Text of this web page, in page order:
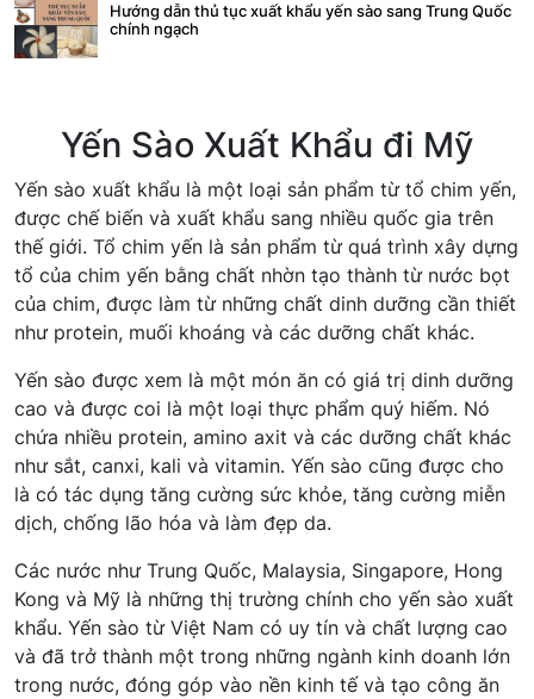
Hướng dẫn thủ tục xuất khẩu yến sào sang Trung Quốc
chính ngạch
Yến Sào Xuất Khẩu đi Mỹ
Yến sào xuất khẩu là một loại sản phẩm từ tổ chim yến,
được chế biến và xuất khẩu sang nhiều quốc gia trên
thế giới. Tổ chim yến là sản phẩm từ quá trình xây dựng
tổ của chim yến bằng chất nhờn tạo thành từ nước bọt
của chim, được làm từ những chất dinh dưỡng cần thiết
như protein, muối khoáng và các dưỡng chất khác.
Yến sào được xem là một món ăn có giá trị dinh dưỡng
cao và được coi là một loại thực phẩm quý hiếm. Nó
chứa nhiều protein, amino axit và các dưỡng chất khác
như sắt, canxi, kali và vitamin. Yến sào cũng được cho
là có tác dụng tăng cường sức khỏe, tăng cường miễn
dịch, chống lão hóa và làm đẹp da.
Các nước như Trung Quốc, Malaysia, Singapore, Hong
Kong và Mỹ là những thị trường chính cho yến sào xuất
khẩu. Yến sào từ Việt Nam có uy tín và chất lượng cao
và đã trở thành một trong những ngành kinh doanh lớn
trong nước, đóng góp vào nền kinh tế và tạo công ăn